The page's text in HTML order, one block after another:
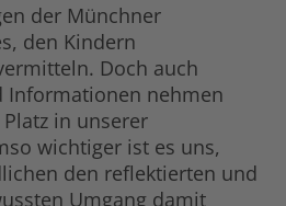
der Münchner
den Kindern
Doch auch
Informationen nehmen
in unserer
wichtiger ist es uns,
den reflektierten und
Umgang damit